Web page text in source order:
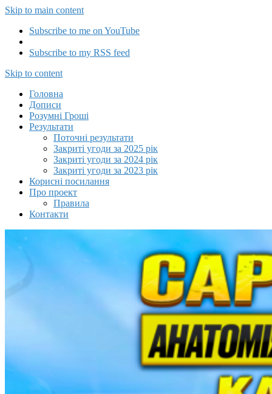
Skip to main content
Subscribe to me on YouTube
Subscribe to my RSS feed
Capitalizator UA
Skip to content
Головна
Дописи
Розумні Гроші
Результати
Поточні результати
Закриті угоди за 2025 рік
Закриті угоди за 2024 рік
Закриті угоди за 2023 рік
Корисні посилання
Про проект
Правила
Контакти